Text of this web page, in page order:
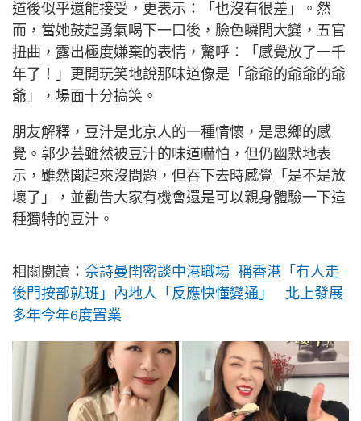
道後似乎還能接受，更表示：「也沒有很差」。然
而，當她鼓起勇氣喝下一口後，臉色瞬間大變，五官
扭曲，露出極度嫌棄的表情，驚呼：「感覺放了一千
年了！」更開玩笑地說那味道像是「爺爺的爺爺的爺
爺」，場面十分搞笑。
朋友解釋，豆汁是北京人的一種情懷，是思鄉的感
覺。郭少芸雖然被豆汁的味道嚇怕，但仍幽默地表
示，雖然聞起來沒問題，但吞下去時感覺「是不是放
壞了」，並勸告大家有機會還是可以親身體驗一下這
種獨特的豆汁。
相關閱讀： 佘詩曼閨密談中港職場 稱香港「冇人走
後門按部就班」內地人「反應快懂變通」 北上發展
多年今年6度置業